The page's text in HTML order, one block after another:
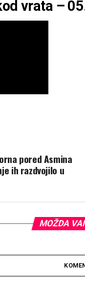
vrata –
pored Asmina
ih razdvojilo u
MOŽDA